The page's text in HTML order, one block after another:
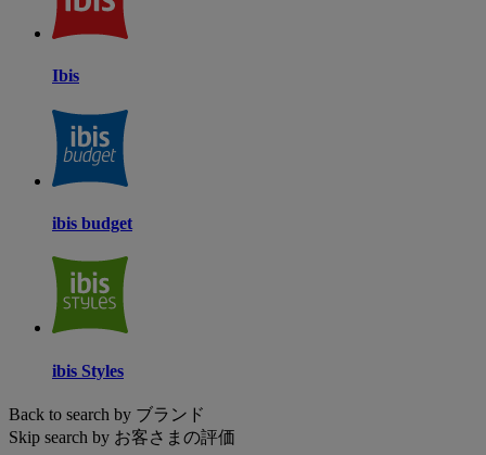
Ibis
ibis budget
ibis Styles
Back to search by ブランド
Skip search by お客さまの評価